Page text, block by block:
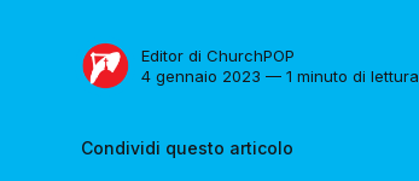
Editor di ChurchPOP
4 gennaio 2023 — 1 minuto di lettura
Condividi questo articolo